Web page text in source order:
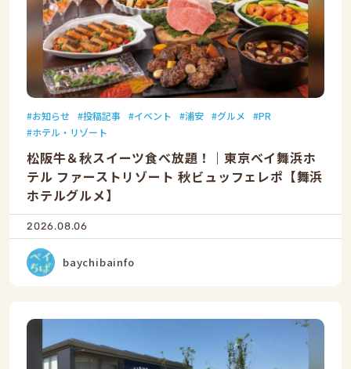
お知らせ 投稿記事 イベント 浦安 グルメ
PR
ホテル・リゾート
松阪牛＆秋スイーツ食べ放題！｜東京ベイ舞浜ホ
テル ファーストリゾート 秋ビュッフェレポ【舞浜
ホテルグルメ】
2026.08.06
baychibainfo